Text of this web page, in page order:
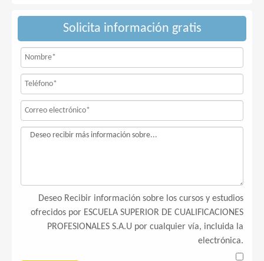
Solicita información gratis
Deseo Recibir información sobre los cursos y estudios
ofrecidos por ESCUELA SUPERIOR DE CUALIFICACIONES
PROFESIONALES S.A.U por cualquier vía, incluida la
electrónica.